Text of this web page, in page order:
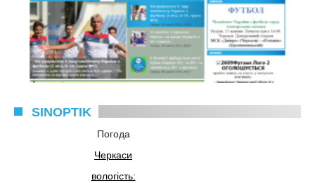
SINOPTIK
Погода
Черкаси
вологість: